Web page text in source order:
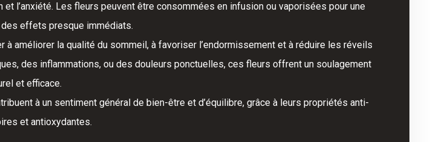
l’anxiété. Les fleurs peuvent être consommées en infusion ou vaporisées pour une
effets presque immédiats.
améliorer la qualité du sommeil, à favoriser l’endormissement et à réduire les réveils
des inflammations, ou des douleurs ponctuelles, ces fleurs offrent un soulagement
et efficace.
à un sentiment général de bien-être et d’équilibre, grâce à leurs propriétés anti-
et antioxydantes.